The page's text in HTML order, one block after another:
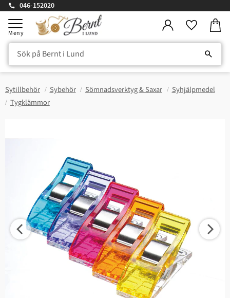
Meny
046-152020
Sytillbehör Sybehör Sömnadsverktyg & Saxar
Syhjälpmedel
Tygklämmor